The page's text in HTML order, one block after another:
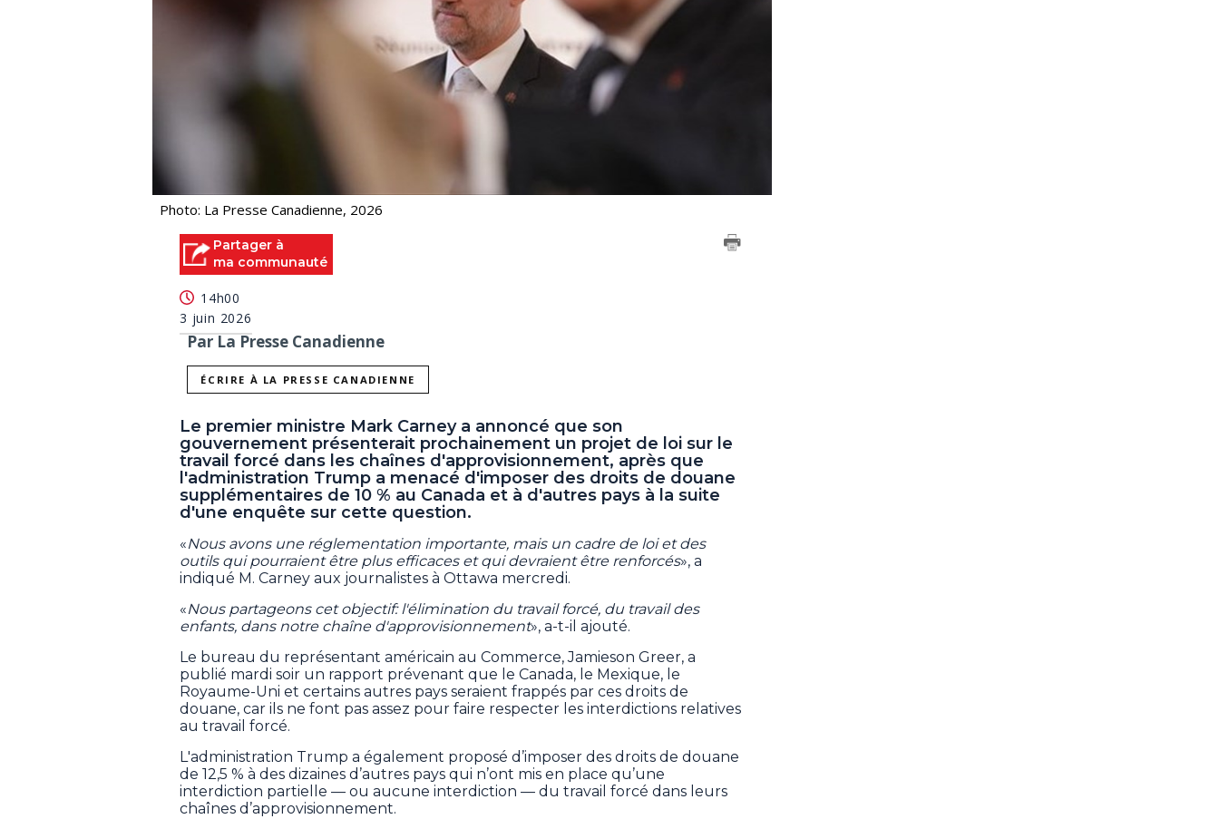
Photo: La Presse Canadienne, 2026
Partager à
ma communauté
14h00
3 juin 2026
Par La Presse Canadienne
ÉCRIRE À LA PRESSE CANADIENNE
Le premier ministre Mark Carney a annoncé que son
gouvernement présenterait prochainement un projet de loi sur le
travail forcé dans les chaînes d'approvisionnement, après que
l'administration Trump a menacé d'imposer des droits de douane
supplémentaires de 10 % au Canada et à d'autres pays à la suite
d'une enquête sur cette question.
«Nous avons une réglementation importante, mais un cadre de loi et des
outils qui pourraient être plus efficaces et qui devraient être renforcés», a
indiqué M. Carney aux journalistes à Ottawa mercredi.
«Nous partageons cet objectif: l'élimination du travail forcé, du travail des
enfants, dans notre chaîne d'approvisionnement», a-t-il ajouté.
Le bureau du représentant américain au Commerce, Jamieson Greer, a
publié mardi soir un rapport prévenant que le Canada, le Mexique, le
Royaume-Uni et certains autres pays seraient frappés par ces droits de
douane, car ils ne font pas assez pour faire respecter les interdictions relatives
au travail forcé.
L'administration Trump a également proposé d’imposer des droits de douane
de 12,5 % à des dizaines d’autres pays qui n’ont mis en place qu’une
interdiction partielle — ou aucune interdiction — du travail forcé dans leurs
chaînes d’approvisionnement.